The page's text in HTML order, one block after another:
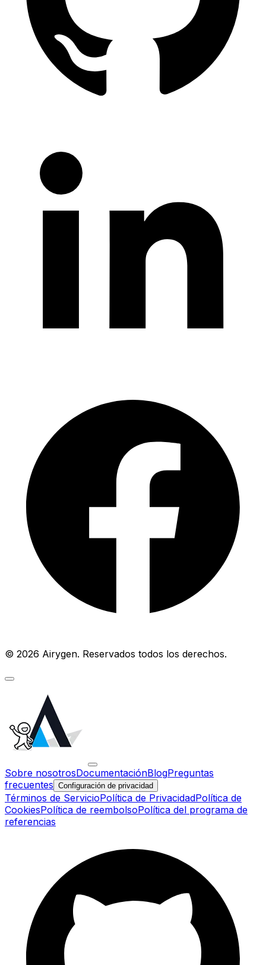
© 2026 Airygen. Reservados todos los derechos.
Sobre nosotrosDocumentaciónBlogPreguntas
frecuentes Configuración de privacidad
Términos de ServicioPolítica de PrivacidadPolítica de
CookiesPolítica de reembolsoPolítica del programa de
referencias